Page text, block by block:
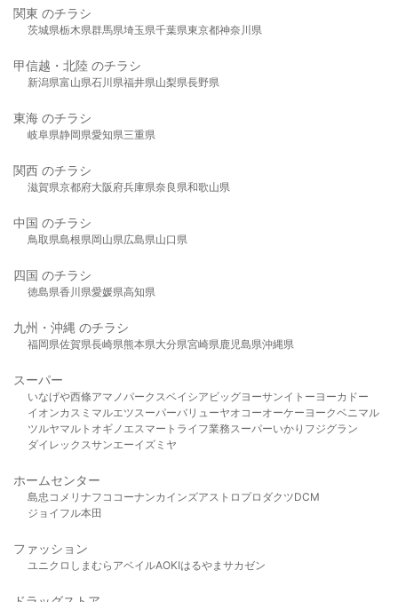
関東 のチラシ
茨城県栃木県群馬県埼玉県千葉県東京都神奈川県
甲信越・北陸 のチラシ
新潟県富山県石川県福井県山梨県長野県
東海 のチラシ
岐阜県静岡県愛知県三重県
関西 のチラシ
滋賀県京都府大阪府兵庫県奈良県和歌山県
中国 のチラシ
鳥取県島根県岡山県広島県山口県
四国 のチラシ
徳島県香川県愛媛県高知県
九州・沖縄 のチラシ
福岡県佐賀県長崎県熊本県大分県宮崎県鹿児島県沖縄県
スーパー
いなげや西條アマノパークスベイシア ビッグヨーサンイトーヨーカドー
イオンカスミ マルエツスーパーバリューヤオコーオーケー ヨークベニマル
ツルヤマルト オギノ エスマート ライフ業務スーパーいかり フジグラン
ダイレックスサンエーイズミヤ
ホームセンター
島忠 コメリ ナフコ コーナンカインズアストロプロダクツDCM
ジョイフル本田
ファッション
ユニクロ しまむら アベイルAOKIはるやま サカゼン